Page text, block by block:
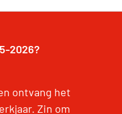
2026?
ontvang het
Zin om